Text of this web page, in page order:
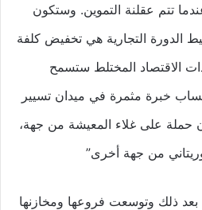
تتم عقلنة التموين. وستكون
الدورة التجارية هي تخفيض كلفة
الاقتصاد المختلط ستسمح
خبرة مثمرة في ميدان تسيير
حملة على غلاء المعيشة من جهة،
من جهة أخرى”
ذلك وتوسعت فروعها ومخازنها